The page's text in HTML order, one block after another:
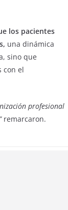
los pacientes
una dinámica
sino que
con el
profesional
remarcaron.